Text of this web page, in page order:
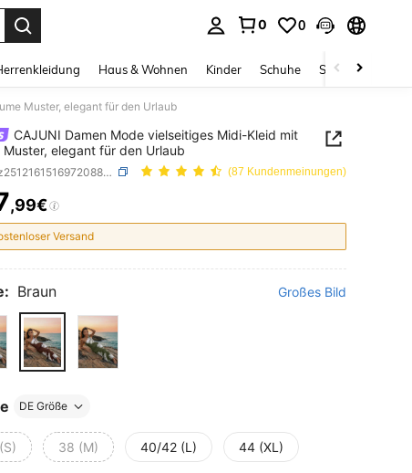
0 0
Haus & Wohnen Kinder Schuhe Schmuck &
Muster, elegant für den Urlaub
CAJUNI Damen Mode vielseitiges Midi-Kleid mit
Muster, elegant für den Urlaub
SKU: sz251216151697208863051 (87 Kundenmeinungen)
AND AVAILABILITY
,99€
Versand
Braun Großes Bild
DE Größe
38 (M) 40/42 (L) 44 (XL)